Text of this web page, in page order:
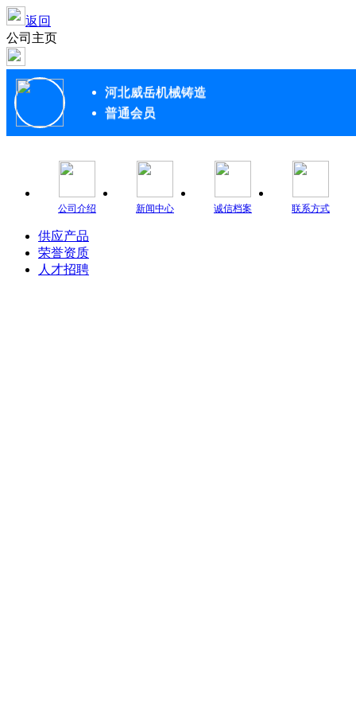
返回
公司主页
河北威岳机械铸造
普通会员
公司介绍 新闻中心 诚信档案 联系方式
供应产品
荣誉资质
人才招聘